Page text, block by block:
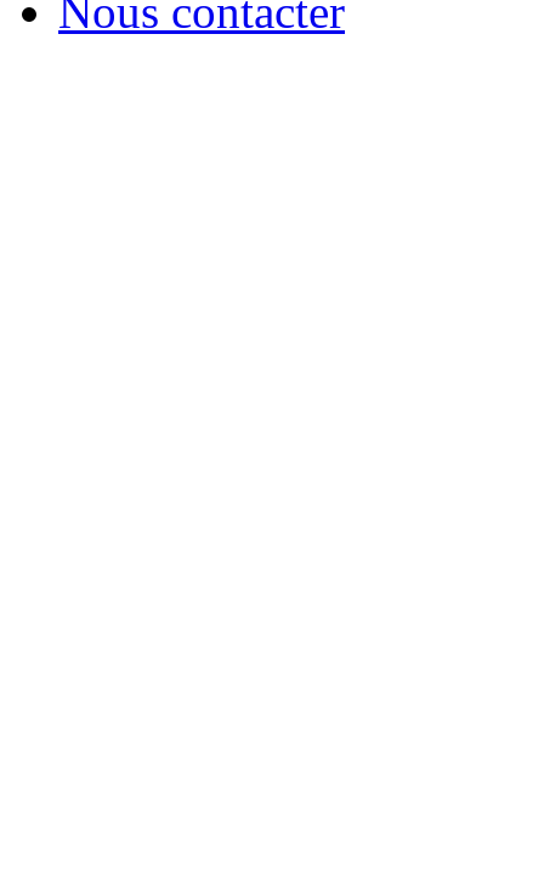
Nous contacter